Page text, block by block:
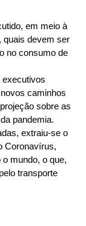
em meio à
quais devem ser
no consumo de
executivos
caminhos
sobre as
pandemia.
extraiu-se o
Coronavírus,
mundo, o que,
transporte